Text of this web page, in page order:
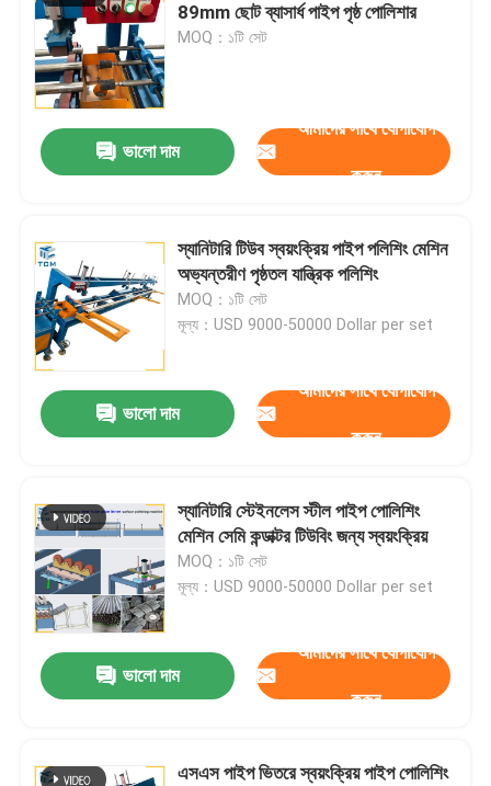
89mm ছোট ব্যাসার্ধ পাইপ পৃষ্ঠ পোলিশার
MOQ：১টি সেট
ভালো দাম
আমাদের সাথে যোগাযোগ
করুন
স্যানিটারি টিউব স্বয়ংক্রিয় পাইপ পলিশিং মেশিন
অভ্যন্তরীণ পৃষ্ঠতল যান্ত্রিক পলিশিং
MOQ：১টি সেট
মূল্য：USD 9000-50000 Dollar per set
ভালো দাম
আমাদের সাথে যোগাযোগ
করুন
স্যানিটারি স্টেইনলেস স্টীল পাইপ পোলিশিং
মেশিন সেমি কন্ডাক্টর টিউবিং জন্য স্বয়ংক্রিয়
MOQ：১টি সেট
মূল্য：USD 9000-50000 Dollar per set
ভালো দাম
আমাদের সাথে যোগাযোগ
করুন
এসএস পাইপ ভিতরে স্বয়ংক্রিয় পাইপ পোলিশিং